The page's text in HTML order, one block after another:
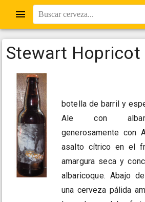
Buscar cerveza...
Stewart Hopricot
botella de barril y
Ale con
generosamente con
asalto cítrico en el
amargura seca y
albaricoque. Abajo
una cerveza pálida